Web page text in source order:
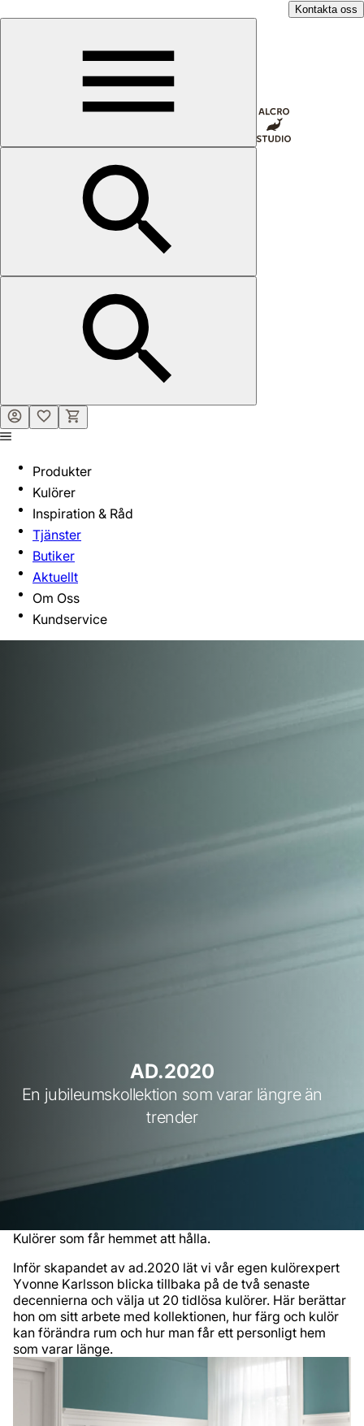
Kontakta oss
Produkter
Kulörer
Inspiration & Råd
Tjänster
Butiker
Aktuellt
Om Oss
Kundservice
AD.2020
En jubileumskollektion som varar längre än
trender
Kulörer som får hemmet att hålla.
Inför skapandet av ad.2020 lät vi vår egen kulörexpert
Yvonne Karlsson blicka tillbaka på de två senaste
decennierna och välja ut 20 tidlösa kulörer. Här berättar
hon om sitt arbete med kollektionen, hur färg och kulör
kan förändra rum och hur man får ett personligt hem
som varar länge.